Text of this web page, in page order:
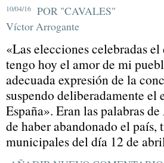
10/04/16
POR "CAVALES"
Víctor Arrogante
«Las elecciones celebradas
tengo hoy el amor de mi
adecuada expresión de la
suspendo deliberadamente
España». Eran las palabras
de haber abandonado el país,
municipales del día 12 de